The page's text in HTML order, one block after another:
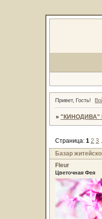
Привет, Гость!
» "КИНОДИВА"
Базар
Страница: 1 2 3
Fleur
Цветочная Фея